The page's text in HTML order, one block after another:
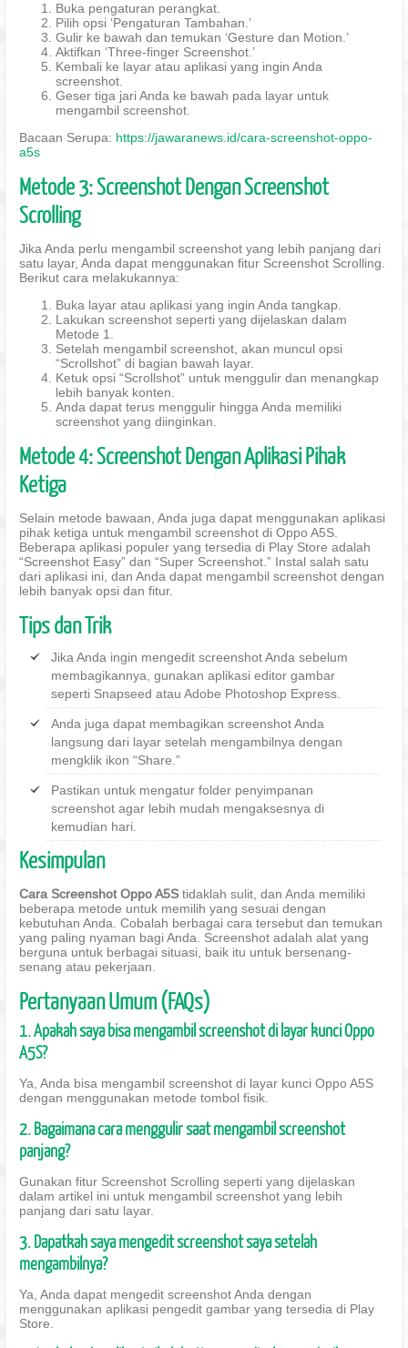
Buka pengaturan perangkat.
Pilih opsi ‘Pengaturan Tambahan.’
Gulir ke bawah dan temukan ‘Gesture dan Motion.’
Aktifkan ‘Three-finger Screenshot.’
Kembali ke layar atau aplikasi yang ingin Anda
screenshot.
Geser tiga jari Anda ke bawah pada layar untuk
mengambil screenshot.
Bacaan Serupa: https://jawaranews.id/cara-screenshot-oppo-
a5s
Metode 3: Screenshot Dengan Screenshot
Scrolling
Jika Anda perlu mengambil screenshot yang lebih panjang dari
satu layar, Anda dapat menggunakan fitur Screenshot Scrolling.
Berikut cara melakukannya:
Buka layar atau aplikasi yang ingin Anda tangkap.
Lakukan screenshot seperti yang dijelaskan dalam
Metode 1.
Setelah mengambil screenshot, akan muncul opsi
“Scrollshot” di bagian bawah layar.
Ketuk opsi “Scrollshot” untuk menggulir dan menangkap
lebih banyak konten.
Anda dapat terus menggulir hingga Anda memiliki
screenshot yang diinginkan.
Metode 4: Screenshot Dengan Aplikasi Pihak
Ketiga
Selain metode bawaan, Anda juga dapat menggunakan aplikasi
pihak ketiga untuk mengambil screenshot di Oppo A5S.
Beberapa aplikasi populer yang tersedia di Play Store adalah
“Screenshot Easy” dan “Super Screenshot.” Instal salah satu
dari aplikasi ini, dan Anda dapat mengambil screenshot dengan
lebih banyak opsi dan fitur.
Tips dan Trik
Jika Anda ingin mengedit screenshot Anda sebelum
membagikannya, gunakan aplikasi editor gambar
seperti Snapseed atau Adobe Photoshop Express.
Anda juga dapat membagikan screenshot Anda
langsung dari layar setelah mengambilnya dengan
mengklik ikon “Share.”
Pastikan untuk mengatur folder penyimpanan
screenshot agar lebih mudah mengaksesnya di
kemudian hari.
Kesimpulan
Cara Screenshot Oppo A5Stidaklah sulit, dan Anda memiliki
beberapa metode untuk memilih yang sesuai dengan
kebutuhan Anda. Cobalah berbagai cara tersebut dan temukan
yang paling nyaman bagi Anda. Screenshot adalah alat yang
berguna untuk berbagai situasi, baik itu untuk bersenang-
senang atau pekerjaan.
Pertanyaan Umum (FAQs)
1. Apakah saya bisa mengambil screenshot di layar kunci Oppo
A5S?
Ya, Anda bisa mengambil screenshot di layar kunci Oppo A5S
dengan menggunakan metode tombol fisik.
2. Bagaimana cara menggulir saat mengambil screenshot
panjang?
Gunakan fitur Screenshot Scrolling seperti yang dijelaskan
dalam artikel ini untuk mengambil screenshot yang lebih
panjang dari satu layar.
3. Dapatkah saya mengedit screenshot saya setelah
mengambilnya?
Ya, Anda dapat mengedit screenshot Anda dengan
menggunakan aplikasi pengedit gambar yang tersedia di Play
Store.